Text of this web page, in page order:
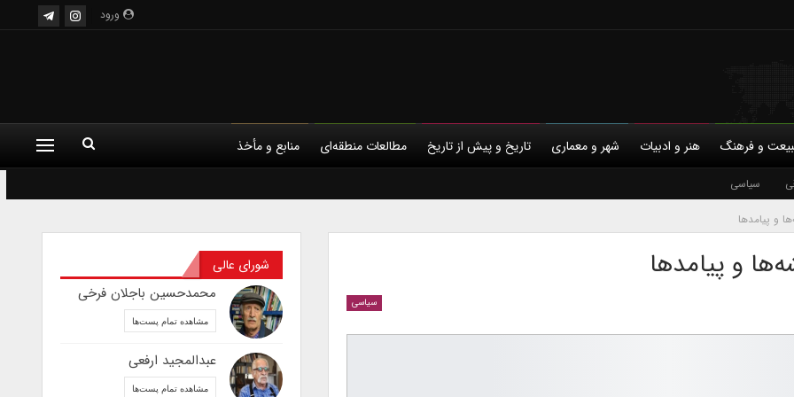
ورود
ما حمایت مالیسیاسی
و فرهنگ هنر و ادبیات شهر و معماری تاریخ و پیش از تاریخ مطالعات منطقه‌ای منابع و مأخذ
و پیامدها
و پیامدها
سیاسی
شورای عالی
محمدحسین باجلان فرخی
مشاهده تمام پست‌ها
عبدالمجید ارفعی
مشاهده تمام پست‌ها